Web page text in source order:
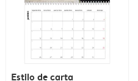
Estilo de carta